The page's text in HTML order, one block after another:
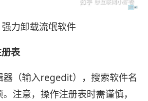
强力卸载流氓软件
表‌
器（输入regedit），搜索软件名
注意，操作注册表时需谨慎，